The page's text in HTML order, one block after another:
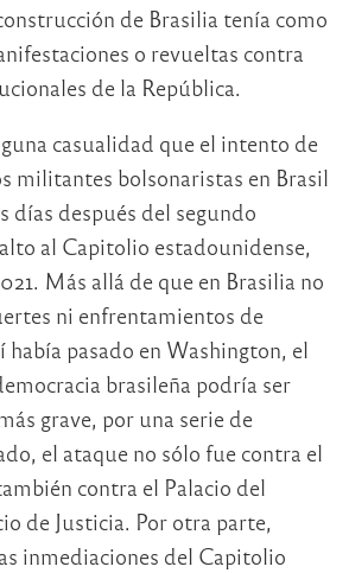
de Brasilia tenía como
o revueltas contra
de la República.
casualidad que el intento de
militantes bolsonaristas en Brasil
días después del segundo
al Capitolio estadounidense,
Más allá de que en Brasilia no
ni enfrentamientos de
había pasado en Washington, el
brasileña podría ser
grave, por una serie de
el ataque no sólo fue contra el
contra el Palacio del
de Justicia. Por otra parte,
inmediaciones del Capitolio